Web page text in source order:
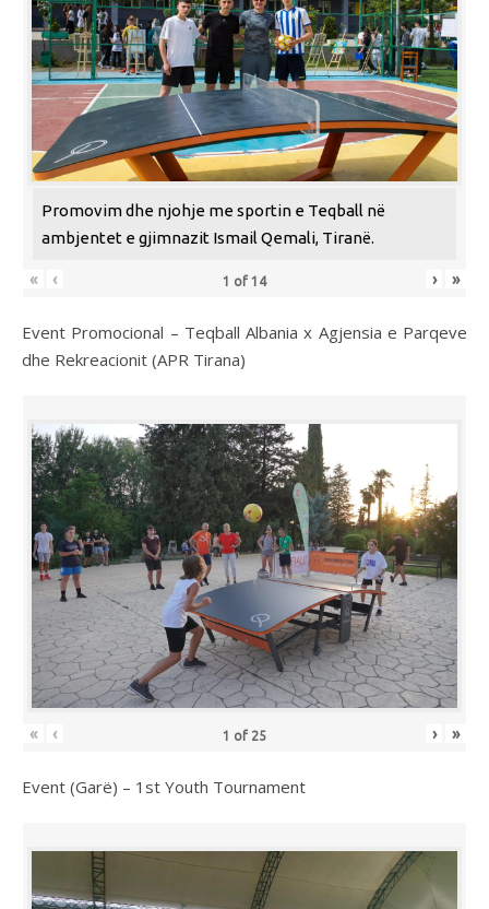
Promovim dhe njohje me sportin e Teqball në
ambjentet e gjimnazit Ismail Qemali, Tiranë.
« ‹ 1 of 14 › »
Event Promocional – Teqball Albania x Agjensia e Parqeve
dhe Rekreacionit (APR Tirana)
« ‹ 1 of 25 › »
Event (Garë) – 1st Youth Tournament